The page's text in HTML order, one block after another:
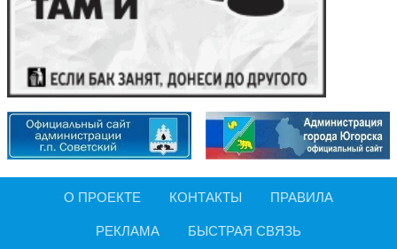
О ПРОЕКТЕ КОНТАКТЫ ПРАВИЛА
РЕКЛАМА БЫСТРАЯ СВЯЗЬ